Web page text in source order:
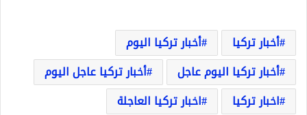
أخبار تركيا
أخبار تركيا اليوم
أخبار تركيا اليوم عاجل
أخبار تركيا عاجل اليوم
اخبار تركيا
اخبار تركيا العاجلة